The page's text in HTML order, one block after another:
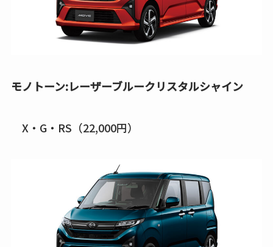
モノトーン:レーザーブルークリスタルシャイン
X・G・RS（22,000円）